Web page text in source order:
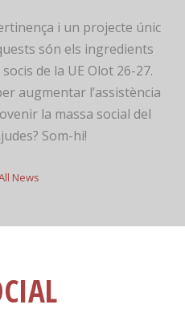
i un projecte únic
són els ingredients
de la UE Olot 26-27.
augmentar l’assistència
la massa social del
Som-hi!
News